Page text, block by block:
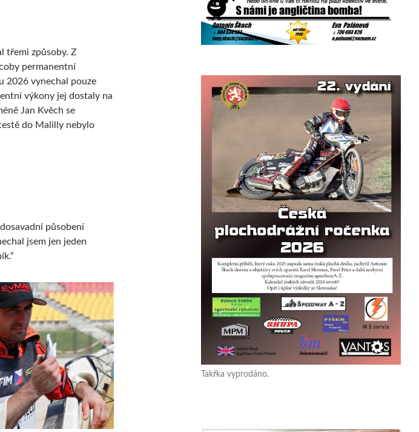
třemi způsoby. Z
permanentní
2026 vynechal pouze
výkony jej dostaly na
Jan Kvěch se
do Malilly nebylo
působení
jsem jen jeden
Takřka vyprodáno.